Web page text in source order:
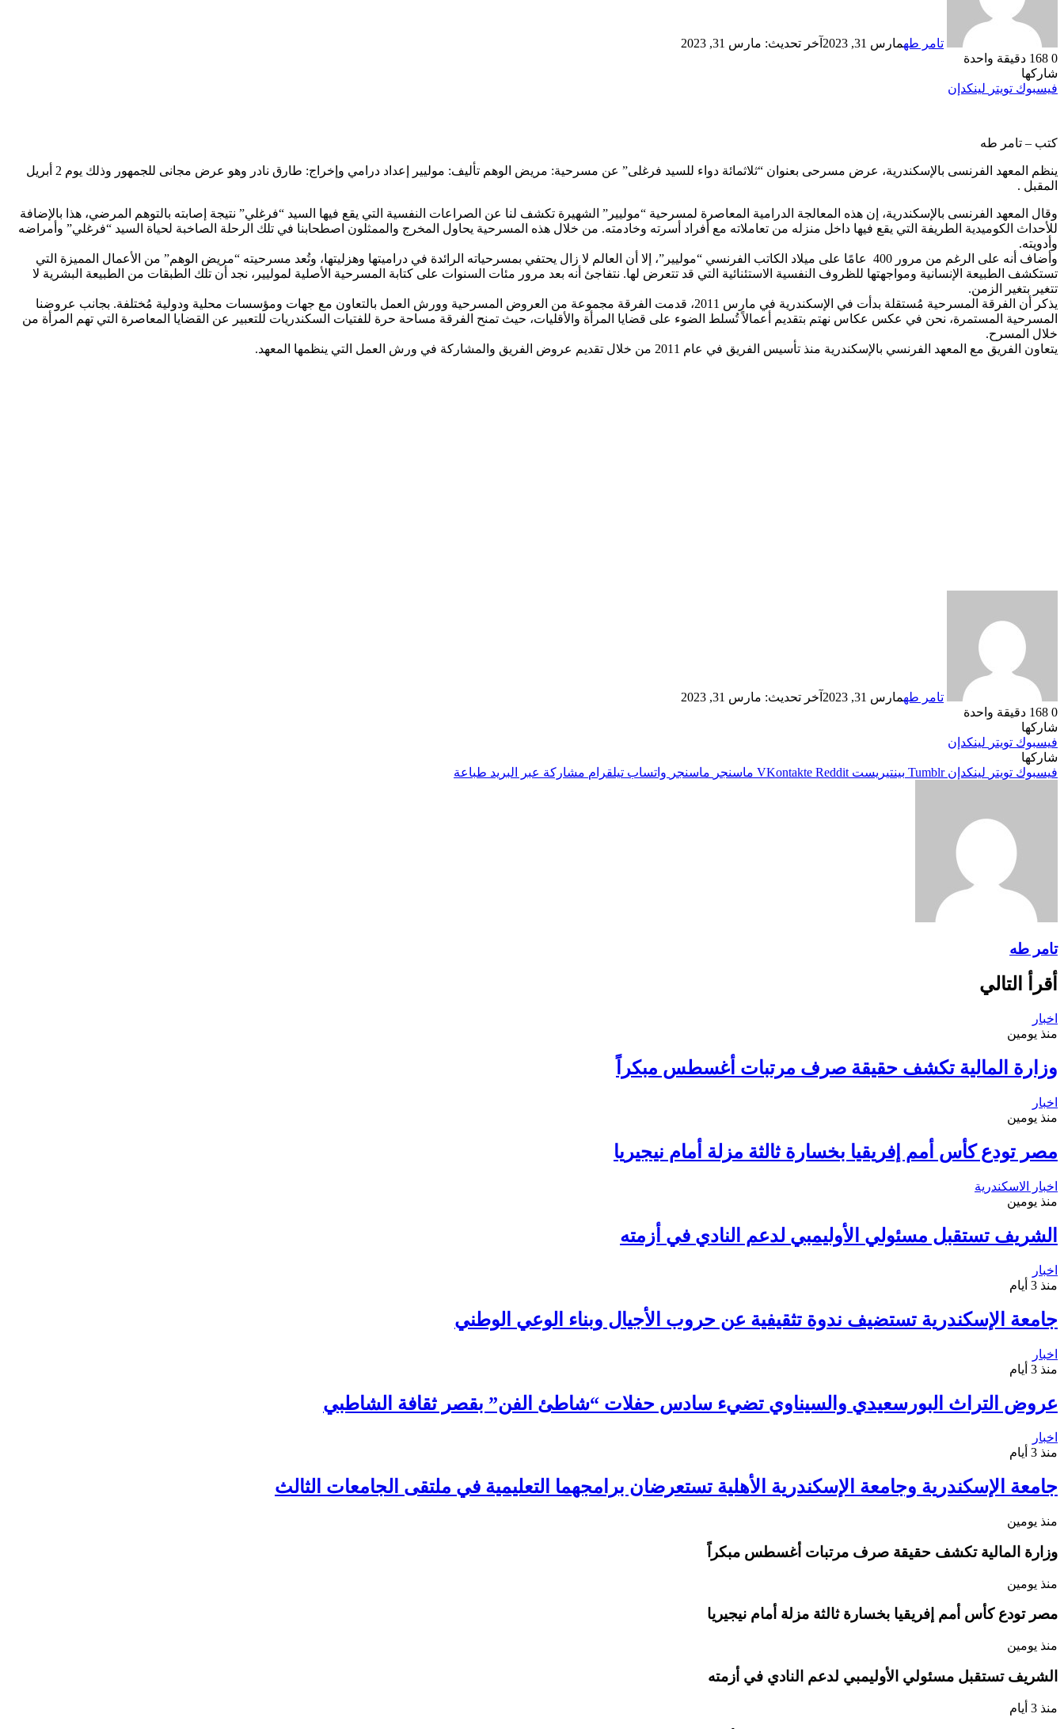
تامر طهمارس 31, 2023
آخر تحديث: مارس 31, 2023
0
دقيقة واحدة
شاركها
فيسبوك تويتر لينكدإن
كتب – تامر طه
ينظم المعهد الفرنسى بالإسكندرية، عرض مسرحى بعنوان “ثلاثمائة دواء للسيد فرغلى” عن مسرحية: مريض الوهم تأليف: موليير إعداد درامي وإخراج: طارق نادر وهو عرض مجانى للجمهور وذلك يوم 2 أبريل
المقبل .
وقال المعهد الفرنسى بالإسكندرية، إن هذه المعالجة الدرامية المعاصرة لمسرحية “موليير” الشهيرة تكشف لنا عن الصراعات النفسية التي يقع فيها السيد “فرغلي” نتيجة إصابته بالتوهم المرضي، هذا بالإضافة
للأحداث الكوميدية الطريفة التي يقع فيها داخل منزله من تعاملاته مع أفراد أسرته وخادمته. من خلال هذه المسرحية يحاول المخرج والممثلون اصطحابنا في تلك الرحلة الصاخبة لحياة السيد “فرغلي” وأمراضه
وأدويته.
وأضاف أنه على الرغم من مرور 400 عامًا على ميلاد الكاتب الفرنسي “موليير”، إلا أن العالم لا زال يحتفي بمسرحياته الرائدة في دراميتها وهزليتها، وتُعد مسرحيته “مريض الوهم” من الأعمال المميزة التي
تستكشف الطبيعة الإنسانية ومواجهتها للظروف النفسية الاستئنائية التي قد تتعرض لها. نتفاجئ أنه بعد مرور مئات السنوات على كتابة المسرحية الأصلية لموليير، نجد أن تلك الطبقات من الطبيعة البشرية لا
تتغير بتغير الزمن.
يذكر أن الفرقة المسرحية مُستقلة بدأت في الإسكندرية في مارس 2011، قدمت الفرقة مجموعة من العروض المسرحية وورش العمل بالتعاون مع جهات ومؤسسات محلية ودولية مُختلفة. بجانب عروضنا
المسرحية المستمرة، نحن في عكس عكاس نهتم بتقديم أعمالاً تُسلط الضوء على قضايا المرأة والأقليات، حيث تمنح الفرقة مساحة حرة للفتيات السكندريات للتعبير عن القضايا المعاصرة التي تهم المرأة من
خلال المسرح.
يتعاون الفريق مع المعهد الفرنسي بالإسكندرية منذ تأسيس الفريق في عام 2011 من خلال تقديم عروض الفريق والمشاركة في ورش العمل التي ينظمها المعهد.
تامر طهمارس 31, 2023
آخر تحديث: مارس 31, 2023
0
دقيقة واحدة
شاركها
فيسبوك تويتر لينكدإن
شاركها
فيسبوك تويتر لينكدإن بينتيريست ماسنجر ماسنجر واتساب تيلقرام مشاركة عبر البريد طباعة
تامر طه
أقرأ التالي
اخبار
منذ يومين
وزارة المالية تكشف حقيقة صرف مرتبات أغسطس مبكراً
اخبار
منذ يومين
مصر تودع كأس أمم إفريقيا بخسارة ثالثة مزلة أمام نيجيريا
اخبار الاسكندرية
منذ يومين
الشريف تستقبل مسئولي الأوليمبي لدعم النادي في أزمته
اخبار
منذ 3 أيام
جامعة الإسكندرية تستضيف ندوة تثقيفية عن حروب الأجيال وبناء الوعي الوطني
اخبار
منذ 3 أيام
عروض التراث البورسعيدي والسيناوي تضيء سادس حفلات “شاطئ الفن” بقصر ثقافة الشاطبي
اخبار
منذ 3 أيام
جامعة الإسكندرية وجامعة الإسكندرية الأهلية تستعرضان برامجهما التعليمية في ملتقى الجامعات الثالث
منذ يومين
وزارة المالية تكشف حقيقة صرف مرتبات أغسطس مبكراً
منذ يومين
مصر تودع كأس أمم إفريقيا بخسارة ثالثة مزلة أمام نيجيريا
منذ يومين
الشريف تستقبل مسئولي الأوليمبي لدعم النادي في أزمته
منذ 3 أيام